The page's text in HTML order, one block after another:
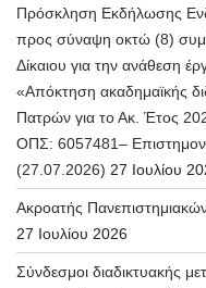
Πρόσκληση Εκδήλωσης
προς σύναψη οκτώ (8)
Δίκαιου για την ανάθεση
«Απόκτηση ακαδημαϊκής
Πατρών για το Ακ. Έτος
ΟΠΣ: 6057481–
(27.07.2026) 27 Ιουλίου
Ακροατής
27 Ιουλίου 2026
Σύνδεσμοι διαδικτυακής